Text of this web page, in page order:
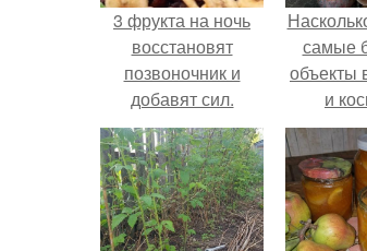
3 фрукта на ночь
восстановят
позвоночник и
добавят сил.
самые
объекты
и